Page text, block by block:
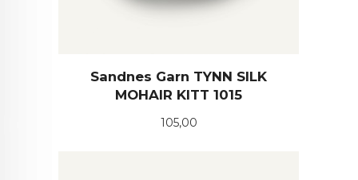
Sandnes Garn TYNN SILK
MOHAIR KITT 1015
Pris
105,00